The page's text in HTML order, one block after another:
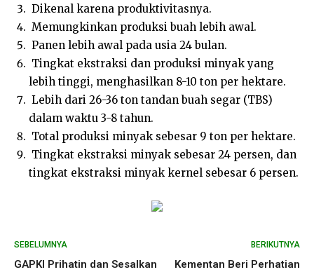
Dikenal karena produktivitasnya.
Memungkinkan produksi buah lebih awal.
Panen lebih awal pada usia 24 bulan.
Tingkat ekstraksi dan produksi minyak yang
lebih tinggi, menghasilkan 8-10 ton per hektare.
Lebih dari 26-36 ton tandan buah segar (TBS)
dalam waktu 3-8 tahun.
Total produksi minyak sebesar 9 ton per hektare.
Tingkat ekstraksi minyak sebesar 24 persen, dan
tingkat ekstraksi minyak kernel sebesar 6 persen.
SEBELUMNYA
GAPKI Prihatin dan Sesalkan
BERIKUTNYA
Kementan Beri Perhatian